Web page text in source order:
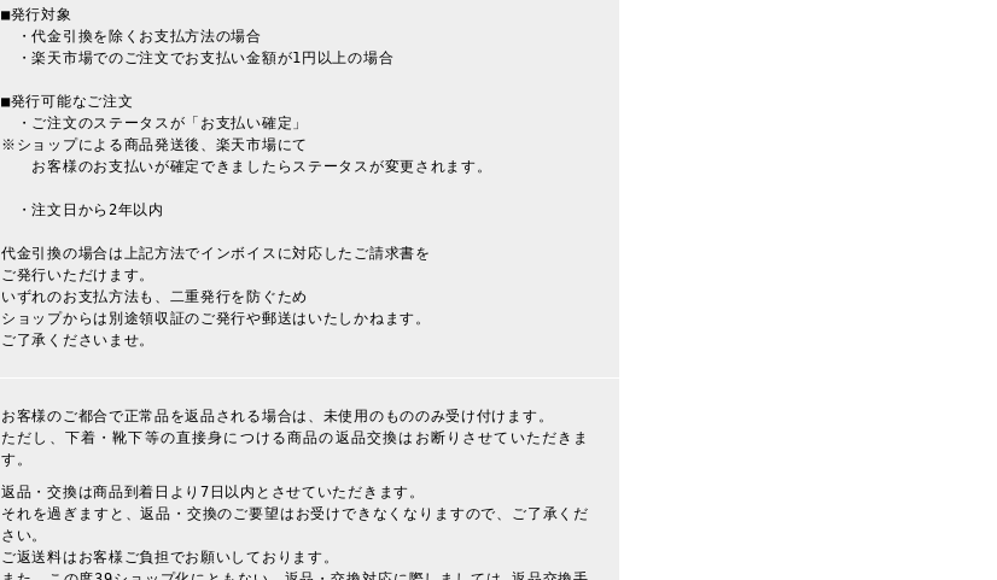
■発行対象
・代金引換を除くお支払方法の場合
・楽天市場でのご注文でお支払い金額が1円以上の場合
■発行可能なご注文
・ご注文のステータスが「お支払い確定」
※ショップによる商品発送後、楽天市場にて
お客様のお支払いが確定できましたらステータスが変更されます。
・注文日から2年以内
代金引換の場合は上記方法でインボイスに対応したご請求書を
ご発行いただけます。
いずれのお支払方法も、二重発行を防ぐため
ショップからは別途領収証のご発行や郵送はいたしかねます。
ご了承くださいませ。
お客様のご都合で正常品を返品される場合は、未使用のもののみ受け付けます。
ただし、下着・靴下等の直接身につける商品の返品交換はお断りさせていただきま
す。
返品・交換は商品到着日より7日以内とさせていただきます。
それを過ぎますと、返品・交換のご要望はお受けできなくなりますので、ご了承くだ
さい。
ご返送料はお客様ご負担でお願いしております。